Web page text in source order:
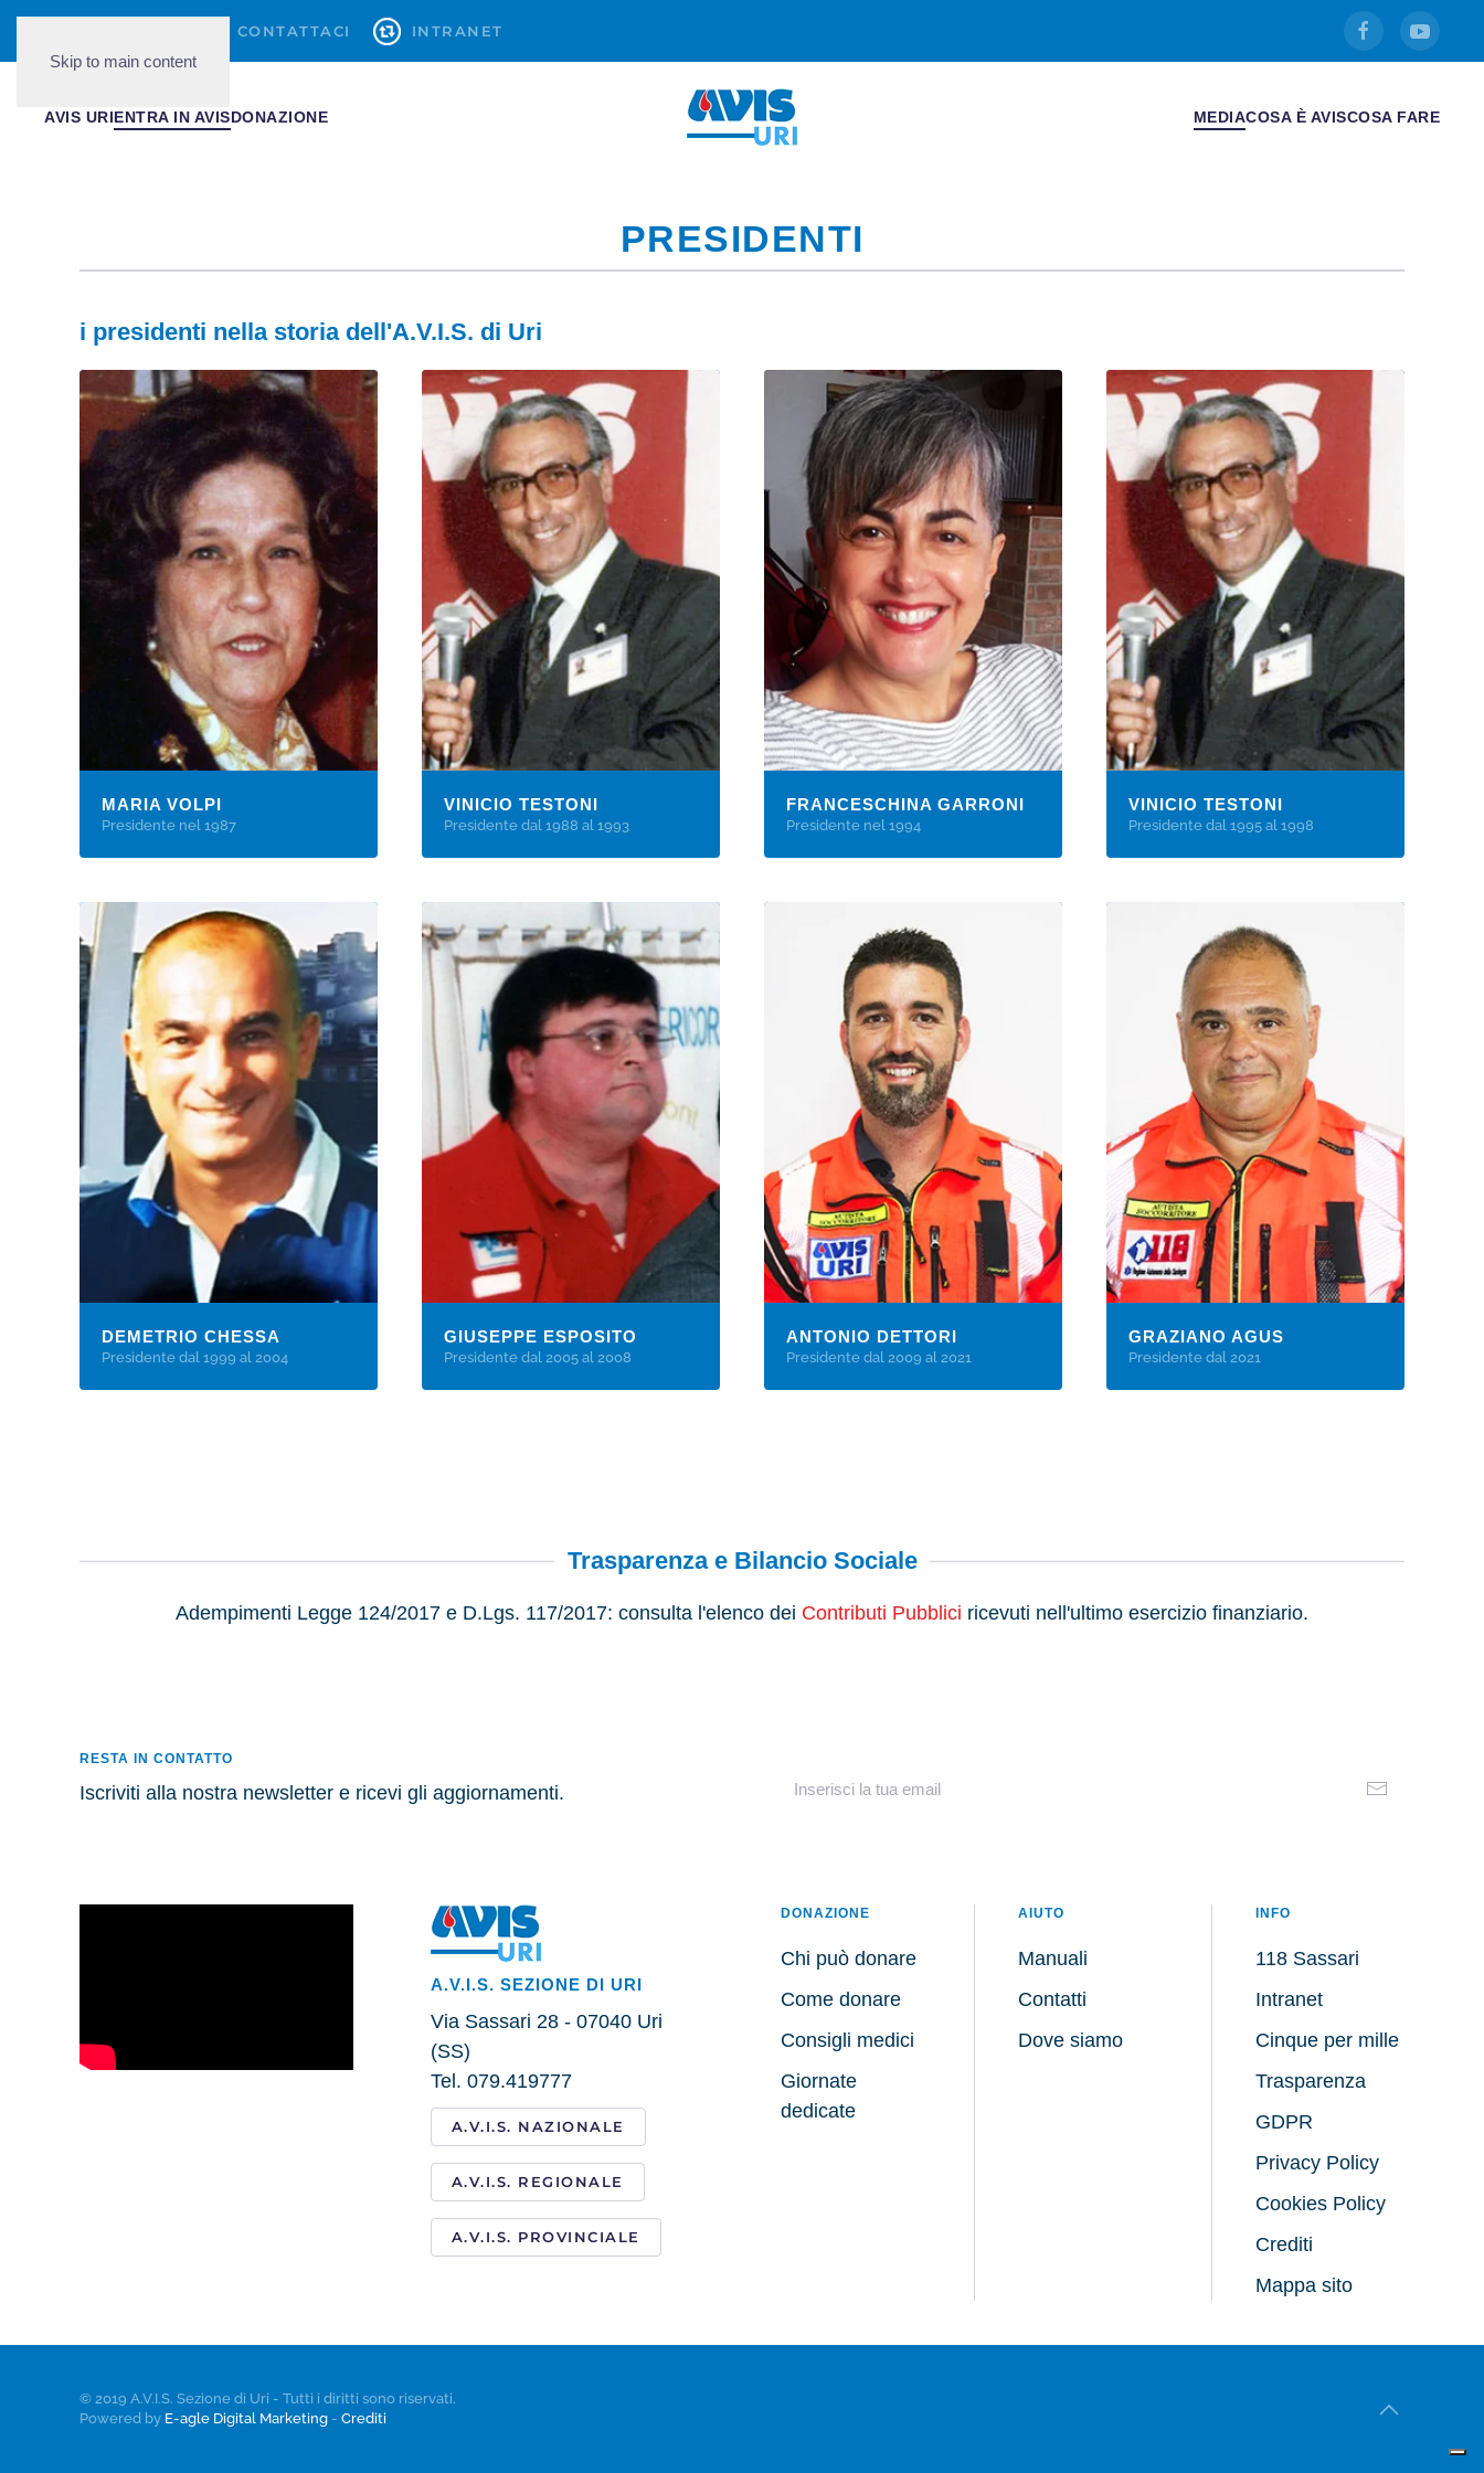
Skip to main content
CONTATTACI INTRANET
AVIS URIENTRA IN AVISDONAZIONE MEDIACOSA È AVISCOSA FARE
PRESIDENTI
i presidenti nella storia dell'A.V.I.S. di Uri
MARIA VOLPI
Presidente nel 1987
VINICIO TESTONI
Presidente dal 1988 al 1993
FRANCESCHINA GARRONI
Presidente nel 1994
VINICIO TESTONI
Presidente dal 1995 al 1998
DEMETRIO CHESSA
Presidente dal 1999 al 2004
GIUSEPPE ESPOSITO
Presidente dal 2005 al 2008
ANTONIO DETTORI
Presidente dal 2009 al 2021
GRAZIANO AGUS
Presidente dal 2021
Trasparenza e Bilancio Sociale
Adempimenti Legge 124/2017 e D.Lgs. 117/2017: consulta l'elenco dei Contributi Pubblici ricevuti nell'ultimo esercizio finanziario.
RESTA IN CONTATTO
Iscriviti alla nostra newsletter e ricevi gli aggiornamenti.
A.V.I.S. SEZIONE DI URI
Via Sassari 28 - 07040 Uri
(SS)
Tel. 079.419777
A.V.I.S. NAZIONALE
A.V.I.S. REGIONALE
A.V.I.S. PROVINCIALE
DONAZIONE
Chi può donare
Come donare
Consigli medici
Giornate
dedicate
AIUTO
Manuali
Contatti
Dove siamo
INFO
118 Sassari
Intranet
Cinque per mille
Trasparenza
GDPR
Privacy Policy
Cookies Policy
Crediti
Mappa sito
© 2019 A.V.I.S. Sezione di Uri - Tutti i diritti sono riservati.
Powered by E-agle Digital Marketing - Crediti